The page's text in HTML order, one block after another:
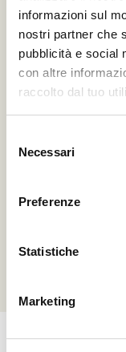
informazioni sul
nostri partner che
pubblicità e social
con altre
raccolto dal tuo
delNecessari
Preferenze
Statistiche
Marketing
Aspetti
COMPOSIZIONE
100% PE /
(High
DTEX/Μ